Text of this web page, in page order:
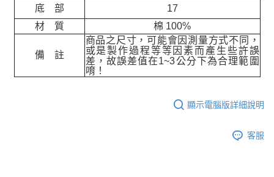
底 部
17
材 質
棉 100%
備 註
商品之尺寸，可能會因測量方式不同，
或是製作過程等等因素而產生些許誤
差，故誤差值在1~3公分下為合理範圍
唷！
顯示電腦版詳細說明
客服